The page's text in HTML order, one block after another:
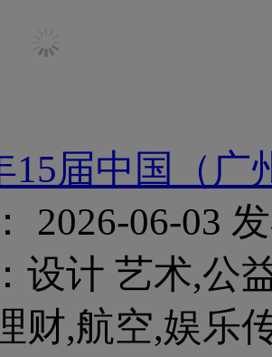
15届中国（广
2026-06-03
设计 艺术,公
财,航空,娱乐